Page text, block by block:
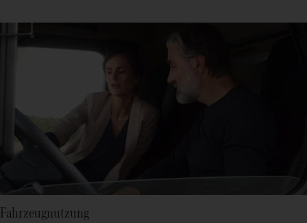
Fahrzeugnutzung